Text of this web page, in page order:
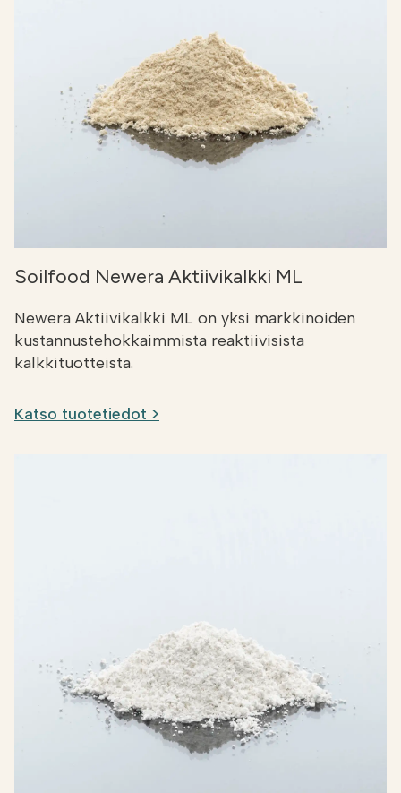
Soilfood Newera Aktiivikalkki ML
Newera Aktiivikalkki ML on yksi markkinoiden
kustannustehokkaimmista reaktiivisista
kalkkituotteista.
Katso tuotetiedot >